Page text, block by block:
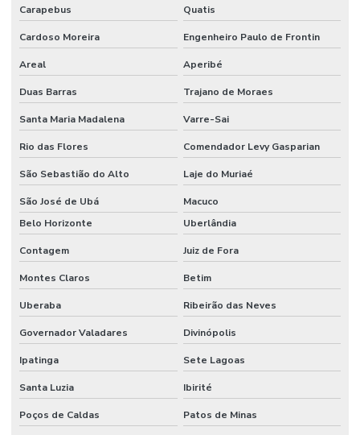
Carapebus Quatis
Cardoso Moreira Engenheiro Paulo de Frontin
Areal Aperibé
Duas Barras Trajano de Moraes
Santa Maria Madalena Varre-Sai
Rio das Flores Comendador Levy Gasparian
São Sebastião do Alto Laje do Muriaé
São José de Ubá
Macuco
Belo Horizonte
Uberlândia
Contagem Juiz de Fora
Montes Claros Betim
Uberaba Ribeirão das Neves
Governador Valadares Divinópolis
Ipatinga Sete Lagoas
Santa Luzia Ibirité
Poços de Caldas Patos de Minas